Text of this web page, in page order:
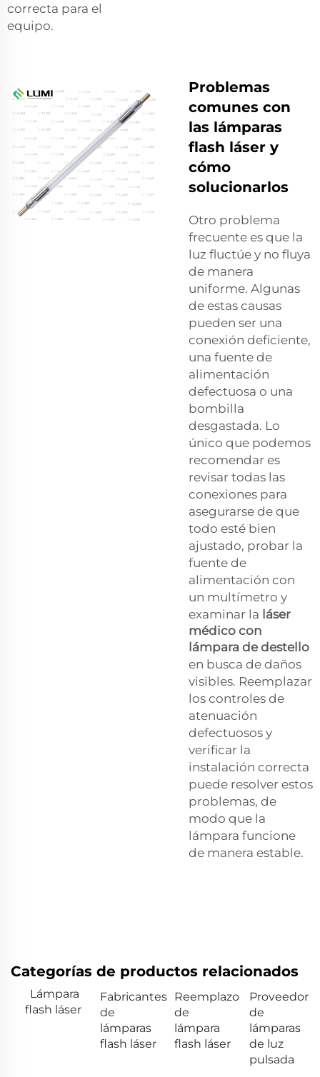
correcta para el
equipo.
Problemas
comunes con
las lámparas
flash láser y
cómo
solucionarlos
Otro problema
frecuente es que la
luz fluctúe y no fluya
de manera
uniforme. Algunas
de estas causas
pueden ser una
conexión deficiente,
una fuente de
alimentación
defectuosa o una
bombilla
desgastada. Lo
único que podemos
recomendar es
revisar todas las
conexiones para
asegurarse de que
todo esté bien
ajustado, probar la
fuente de
alimentación con
un multímetro y
examinar la láser
médico con
lámpara de destello
en busca de daños
visibles. Reemplazar
los controles de
atenuación
defectuosos y
verificar la
instalación correcta
puede resolver estos
problemas, de
modo que la
lámpara funcione
de manera estable.
Categorías de productos relacionados
Lámpara
flash láser
Fabricantes
de
lámparas
flash láser
Reemplazo
de
lámpara
flash láser
Proveedor
de
lámparas
de luz
pulsada